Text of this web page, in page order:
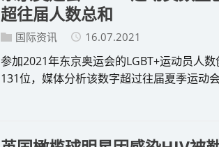
超往届人数总和
国际资讯 16.07.2021
参加2021年东京奥运会的LGBT+运动员人
131位，媒体分析该数字超过往届夏季运动